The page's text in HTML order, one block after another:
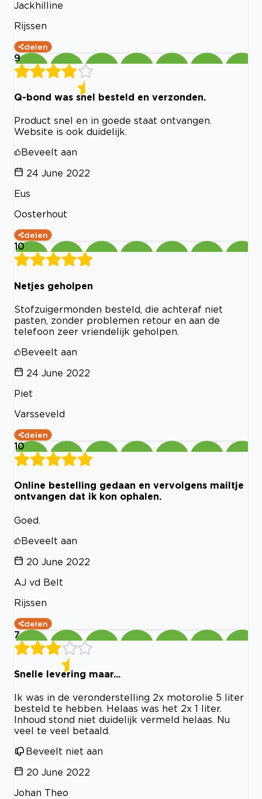
Jackhilline
Rijssen
delen
9
Q-bond was snel besteld en verzonden.
Product snel en in goede staat ontvangen.
Website is ook duidelijk.
Beveelt aan
24 June 2022
Eus
Oosterhout
delen
10
Netjes geholpen
Stofzuigermonden besteld, die achteraf niet
pasten, zonder problemen retour en aan de
telefoon zeer vriendelijk geholpen.
Beveelt aan
24 June 2022
Piet
Varsseveld
delen
10
Online bestelling gedaan en vervolgens mailtje
ontvangen dat ik kon ophalen.
Goed.
Beveelt aan
20 June 2022
AJ vd Belt
Rijssen
delen
7
Snelle levering maar...
Ik was in de veronderstelling 2x motorolie 5 liter
besteld te hebben. Helaas was het 2x 1 liter.
Inhoud stond niet duidelijk vermeld helaas. Nu
veel te veel betaald.
Beveelt niet aan
20 June 2022
Johan Theo